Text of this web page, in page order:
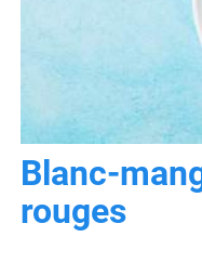
Blanc-
rouges